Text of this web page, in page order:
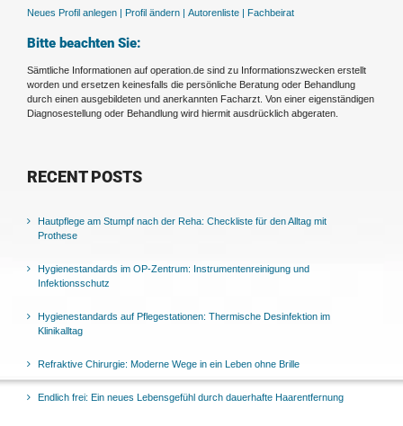
Neues Profil anlegen | Profil ändern | Autorenliste | Fachbeirat
Bitte beachten Sie:
Sämtliche Informationen auf operation.de sind zu Informationszwecken erstellt
worden und ersetzen keinesfalls die persönliche Beratung oder Behandlung
durch einen ausgebildeten und anerkannten Facharzt. Von einer eigenständigen
Diagnosestellung oder Behandlung wird hiermit ausdrücklich abgeraten.
RECENT POSTS
Hautpflege am Stumpf nach der Reha: Checkliste für den Alltag mit
Prothese
Hygienestandards im OP-Zentrum: Instrumentenreinigung und
Infektionsschutz
Hygienestandards auf Pflegestationen: Thermische Desinfektion im
Klinikalltag
Refraktive Chirurgie: Moderne Wege in ein Leben ohne Brille
Endlich frei: Ein neues Lebensgefühl durch dauerhafte Haarentfernung